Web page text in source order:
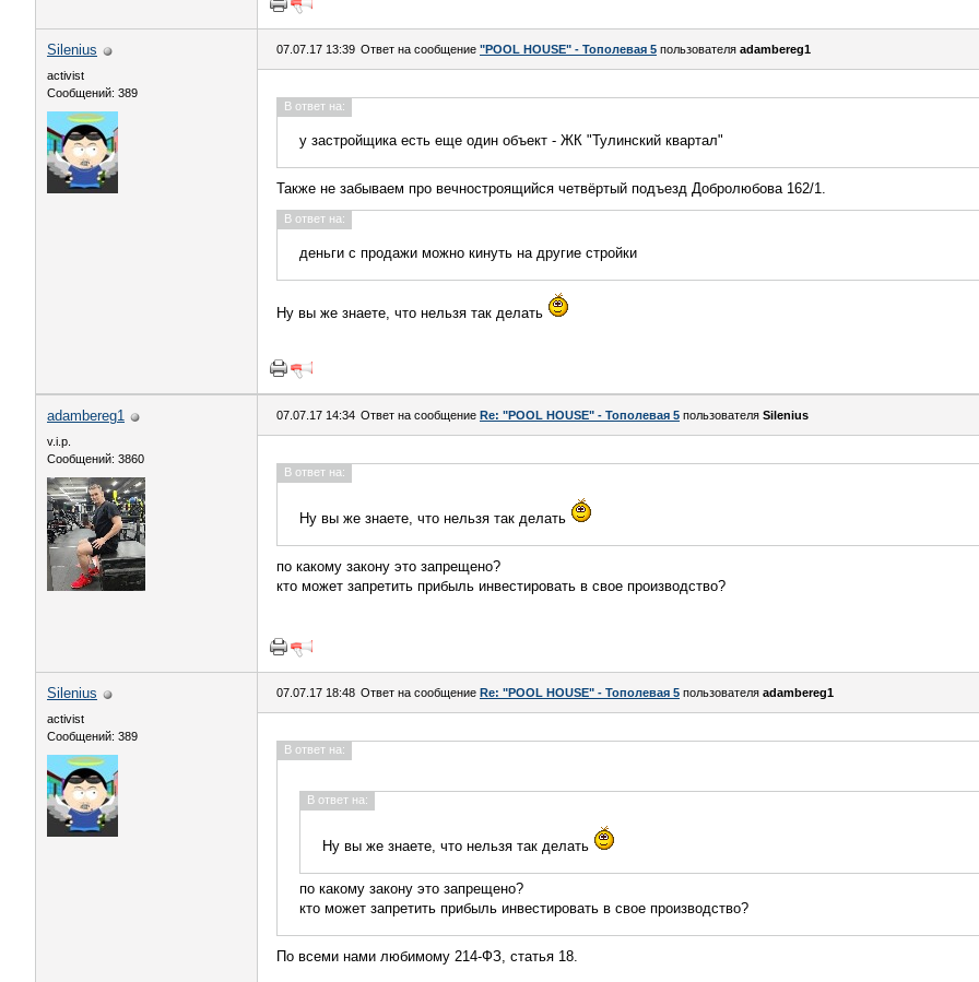
Silenius
activist
Сообщений: 389
07.07.17 13:39 Ответ на сообщение "POOL HOUSE" - Тополевая 5 пользователя adambereg1
В ответ на:
у застройщика есть еще один объект - ЖК "Тулинский квартал"
Также не забываем про вечностроящийся четвёртый подъезд Добролюбова 162/1.
В ответ на:
деньги с продажи можно кинуть на другие стройки
Ну вы же знаете, что нельзя так делать
adambereg1
v.i.p.
Сообщений: 3860
07.07.17 14:34 Ответ на сообщение Re: "POOL HOUSE" - Тополевая 5 пользователя Silenius
В ответ на:
Ну вы же знаете, что нельзя так делать
по какому закону это запрещено?
кто может запретить прибыль инвестировать в свое производство?
Silenius
activist
Сообщений: 389
07.07.17 18:48 Ответ на сообщение Re: "POOL HOUSE" - Тополевая 5 пользователя adambereg1
В ответ на:
В ответ на:
Ну вы же знаете, что нельзя так делать
по какому закону это запрещено?
кто может запретить прибыль инвестировать в свое производство?
По всеми нами любимому 214-ФЗ, статья 18.